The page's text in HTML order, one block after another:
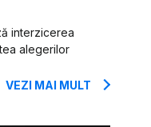
interzicerea
alegerilor
VEZI MAI MULT